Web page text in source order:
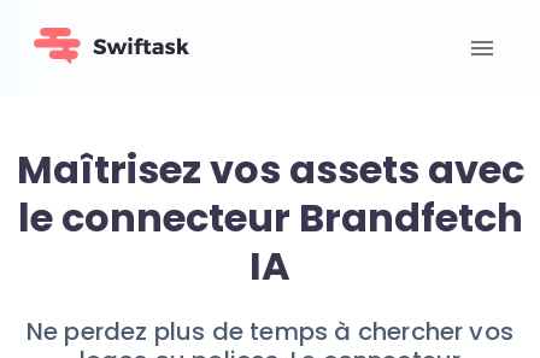
Maîtrisez vos assets avec
le connecteur Brandfetch
IA
Ne perdez plus de temps à chercher vos